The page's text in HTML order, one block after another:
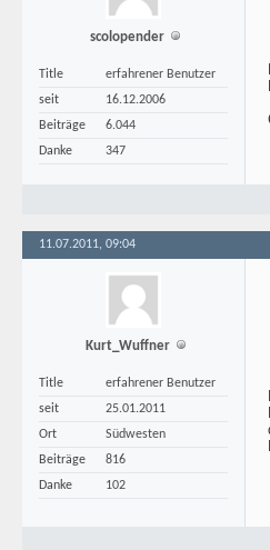
scolopender
Title
erfahrener Benutzer
seit
16.12.2006
Beiträge
6.044
Danke
347
11.07.2011, 09:04
Kurt_Wuffner
Title
erfahrener Benutzer
seit
25.01.2011
Ort
Südwesten
Beiträge
816
Danke
102